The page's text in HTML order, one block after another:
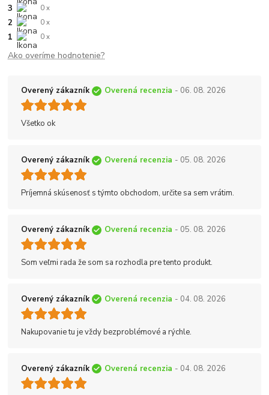
3 0 x
2 0 x
1 0 x
Ako overíme hodnotenie?
Overený zákazník Overená recenzia - 06. 08. 2026
Všetko ok
Overený zákazník Overená recenzia - 05. 08. 2026
Príjemná skúsenosť s týmto obchodom, určite sa sem vrátim.
Overený zákazník Overená recenzia - 05. 08. 2026
Som veľmi rada že som sa rozhodla pre tento produkt.
Overený zákazník Overená recenzia - 04. 08. 2026
Nakupovanie tu je vždy bezproblémové a rýchle.
Overený zákazník Overená recenzia - 04. 08. 2026